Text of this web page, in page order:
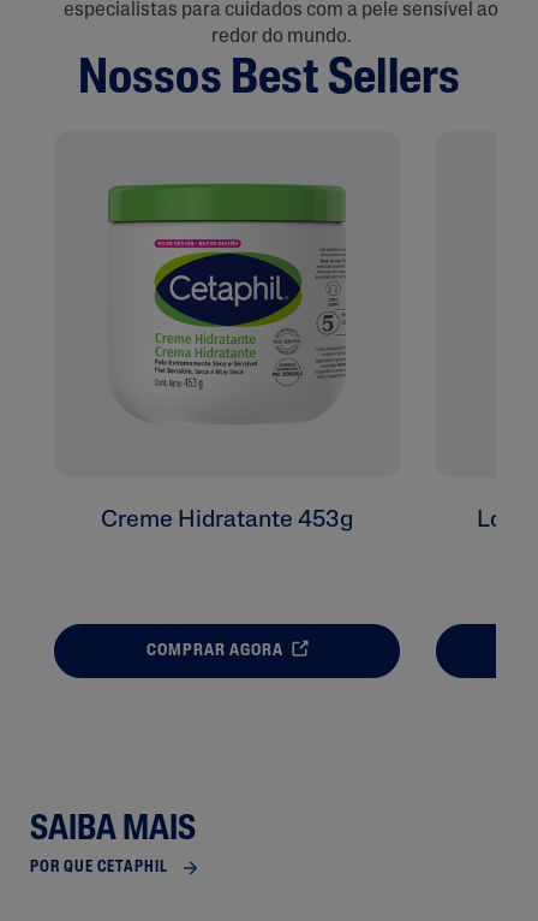
especialistas para cuidados com a pele sensível ao
redor do mundo.
Nossos Best Sellers
Creme Hidratante 453g
COMPRAR AGORA
SAIBA MAIS
POR QUE CETAPHIL